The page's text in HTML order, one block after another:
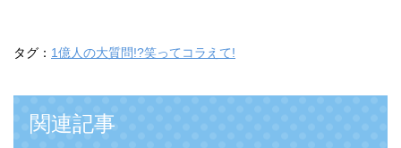
タグ： 1億人の大質問!?笑ってコラえて!
関連記事